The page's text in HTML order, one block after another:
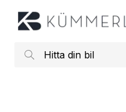
huvudinnehållet
Hitta